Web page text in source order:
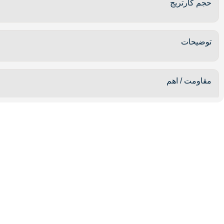
حجم کارتریج
توضیحات
مقاومت / اهم